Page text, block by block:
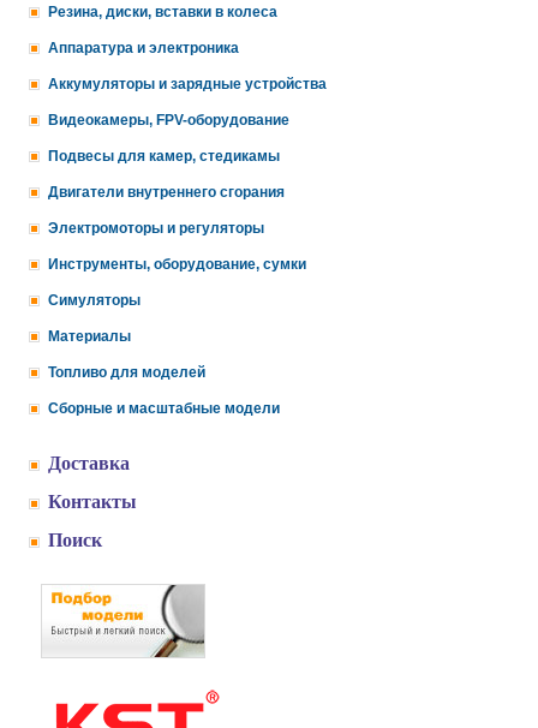
Резина, диски, вставки в колеса
Аппаратура и электроника
Аккумуляторы и зарядные устройства
Видеокамеры, FPV-оборудование
Подвесы для камер, стедикамы
Двигатели внутреннего сгорания
Электромоторы и регуляторы
Инструменты, оборудование, сумки
Симуляторы
Материалы
Топливо для моделей
Сборные и масштабные модели
Доставка
Контакты
Поиск